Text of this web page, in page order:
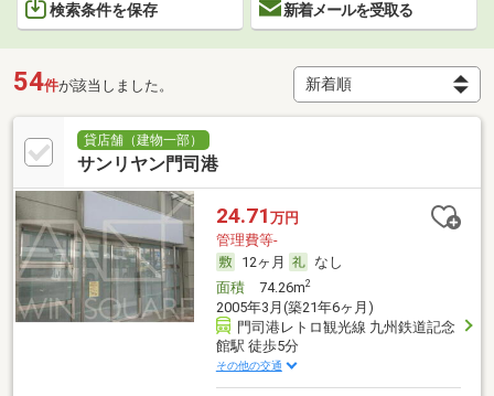
検索条件を保存 新着メールを受取る
54件が該当しました。
貸店舗（建物一部）
サンリヤン門司港
24.71 万円
管理費等-
12ヶ月
なし
面積74.26m2
2005年3月(築21年6ヶ月)
門司港レトロ観光線 九州鉄道記念
館駅 徒歩5分
その他の交通